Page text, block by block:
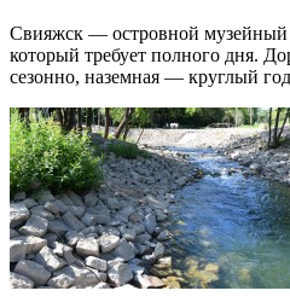
Свияжск — островной музейный
который требует полного дня.
сезонно, наземная — круглый